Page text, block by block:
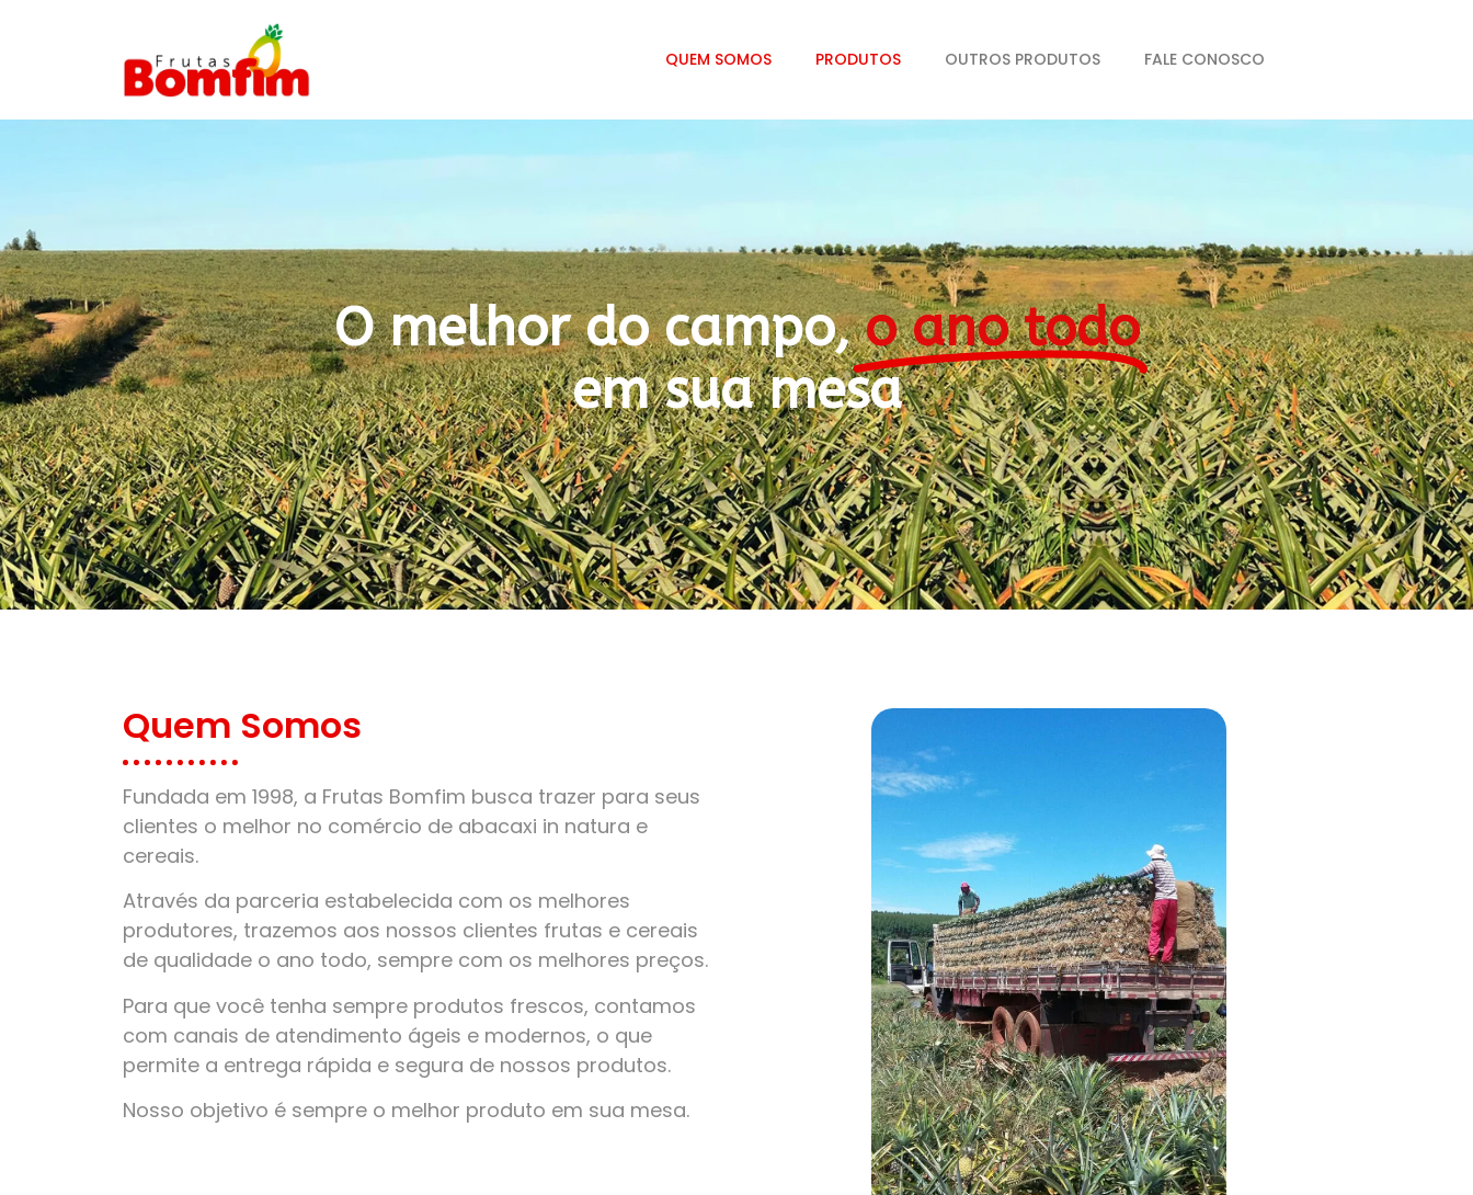
QUEM SOMOS PRODUTOS OUTROS PRODUTOS FALE CONOSCO
O melhor do campo,o ano todo
em sua mesa
Quem Somos
Fundada em 1998, a Frutas Bomfim busca trazer para seus
clientes o melhor no comércio de abacaxi in natura e
cereais.
Através da parceria estabelecida com os melhores
produtores, trazemos aos nossos clientes frutas e cereais
de qualidade o ano todo, sempre com os melhores preços.
Para que você tenha sempre produtos frescos, contamos
com canais de atendimento ágeis e modernos, o que
permite a entrega rápida e segura de nossos produtos.
Nosso objetivo é sempre o melhor produto em sua mesa.